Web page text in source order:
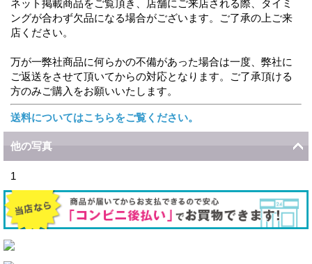
ネット掲載商品をご覧頂き、店舗にご来店される際、タイミ
ングが合わず欠品になる場合がございます。ご了承の上ご来
店ください。
万が一弊社商品に何らかの不備があった場合は一度、弊社に
ご返送をさせて頂いてからの対応となります。ご了承頂ける
方のみご購入をお願いいたします。
送料についてはこちらをご覧ください。
他の写真
1